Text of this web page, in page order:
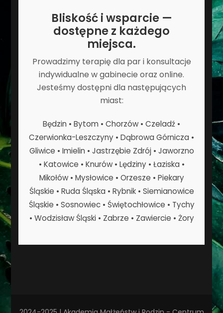
Bliskość i wsparcie —
dostępne z każdego
miejsca.
Prowadzimy terapię dla par i konsultacje
indywidualne w gabinecie oraz online.
Jesteśmy dostępni dla następujących
miast:
Będzin • Bytom • Chorzów • Czeladź •
Czerwionka-Leszczyny • Dąbrowa Górnicza •
Gliwice • Imielin • Jastrzębie Zdrój • Jaworzno
• Katowice • Knurów • Lędziny • Łaziska •
Mikołów • Mysłowice • Orzesze • Piekary
Śląskie • Ruda Śląska • Rybnik • Siemianowice
Śląskie • Sosnowiec • Świętochłowice • Tychy
• Wodzisław Śląski • Zabrze • Zawiercie • Żory